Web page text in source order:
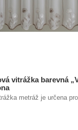
vitrážka barevná
metráž je určena